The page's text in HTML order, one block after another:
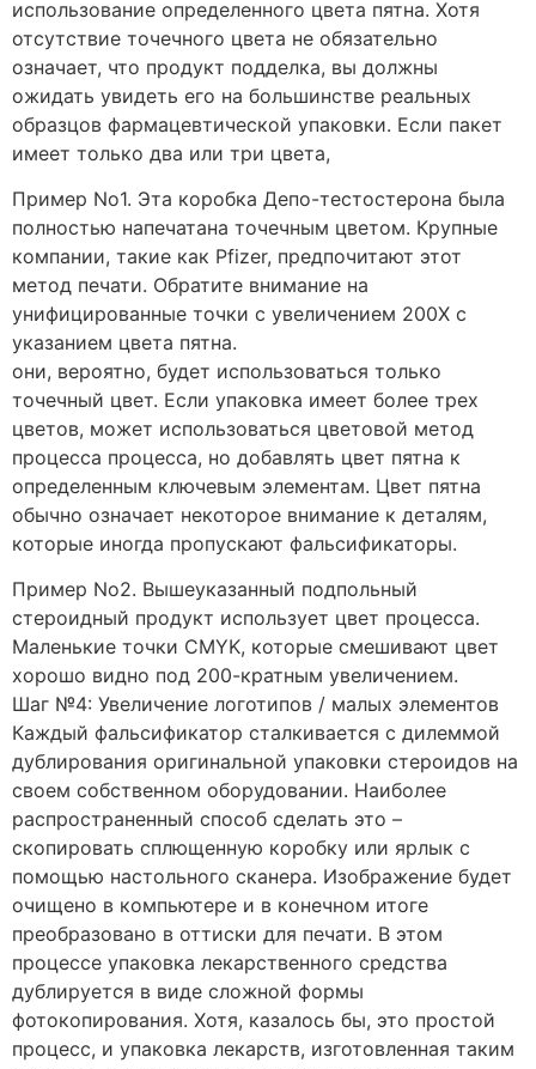
использование определенного цвета пятна. Хотя
отсутствие точечного цвета не обязательно
означает, что продукт подделка, вы должны
ожидать увидеть его на большинстве реальных
образцов фармацевтической упаковки. Если пакет
имеет только два или три цвета,
Пример No1. Эта коробка Депо-тестостерона была
полностью напечатана точечным цветом. Крупные
компании, такие как Pfizer, предпочитают этот
метод печати. Обратите внимание на
унифицированные точки с увеличением 200X с
указанием цвета пятна.
они, вероятно, будет использоваться только
точечный цвет. Если упаковка имеет более трех
цветов, может использоваться цветовой метод
процесса процесса, но добавлять цвет пятна к
определенным ключевым элементам. Цвет пятна
обычно означает некоторое внимание к деталям,
которые иногда пропускают фальсификаторы.
Пример No2. Вышеуказанный подпольный
стероидный продукт использует цвет процесса.
Маленькие точки CMYK, которые смешивают цвет
хорошо видно под 200-кратным увеличением.
Шаг №4: Увеличение логотипов / малых элементов
Каждый фальсификатор сталкивается с дилеммой
дублирования оригинальной упаковки стероидов на
своем собственном оборудовании. Наиболее
распространенный способ сделать это –
скопировать сплющенную коробку или ярлык с
помощью настольного сканера. Изображение будет
очищено в компьютере и в конечном итоге
преобразовано в оттиски для печати. В этом
процессе упаковка лекарственного средства
дублируется в виде сложной формы
фотокопирования. Хотя, казалось бы, это простой
процесс, и упаковка лекарств, изготовленная таким